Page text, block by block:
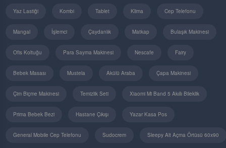
Yaz Lastiği Kombi Tablet Klima Cep Telefonu
Mangal İşlemci Çaydanlık Matkap Bulaşık Makinesi
Ofis Koltuğu Para Sayma Makinesi Nescafe Fairy
Bebek Masası Mustela Akülü Araba Çapa Makinesi
Çim Biçme Makinesi Temizlik Seti Xiaomi Mi Band 5 Akıllı Bileklik
Prima Bebek Bezi Hastane Çıkışı Yazar Kasa Pos
General Mobile Cep Telefonu Sudocrem Sleepy Alt Açma Örtüsü 60x90